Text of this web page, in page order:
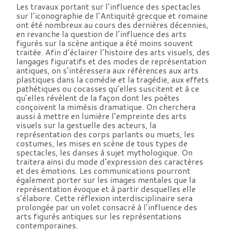
Les travaux portant sur l’influence des spectacles
sur l’iconographie de l’Antiquité grecque et romaine
ont été nombreux au cours des dernières décennies,
en revanche la question de l’influence des arts
figurés sur la scène antique a été moins souvent
traitée. Afin d’éclairer l’histoire des arts visuels, des
langages figuratifs et des modes de représentation
antiques, on s’intéressera aux références aux arts
plastiques dans la comédie et la tragédie, aux effets
pathétiques ou cocasses qu’elles suscitent et à ce
qu’elles révèlent de la façon dont les poètes
conçoivent la mimèsis dramatique. On cherchera
aussi à mettre en lumière l’empreinte des arts
visuels sur la gestuelle des acteurs, la
représentation des corps parlants ou muets, les
costumes, les mises en scène de tous types de
spectacles, les danses à sujet mythologique. On
traitera ainsi du mode d’expression des caractères
et des émotions. Les communications pourront
également porter sur les images mentales que la
représentation évoque et à partir desquelles elle
s’élabore. Cette réflexion interdisciplinaire sera
prolongée par un volet consacré à l’influence des
arts figurés antiques sur les représentations
contemporaines.